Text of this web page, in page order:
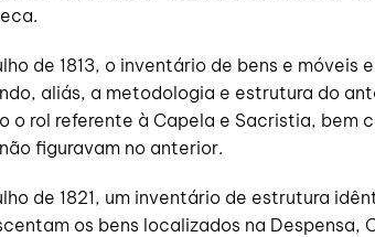
de 1813, o inventário de bens e móveis
aliás, a metodologia e estrutura do
o rol referente à Capela e Sacristia, bem
figuravam no anterior.
de 1821, um inventário de estrutura
os bens localizados na Despensa,